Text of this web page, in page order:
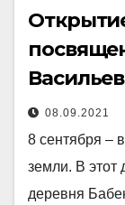
08.09.2021
8 сентября –
земли. В этот
деревня